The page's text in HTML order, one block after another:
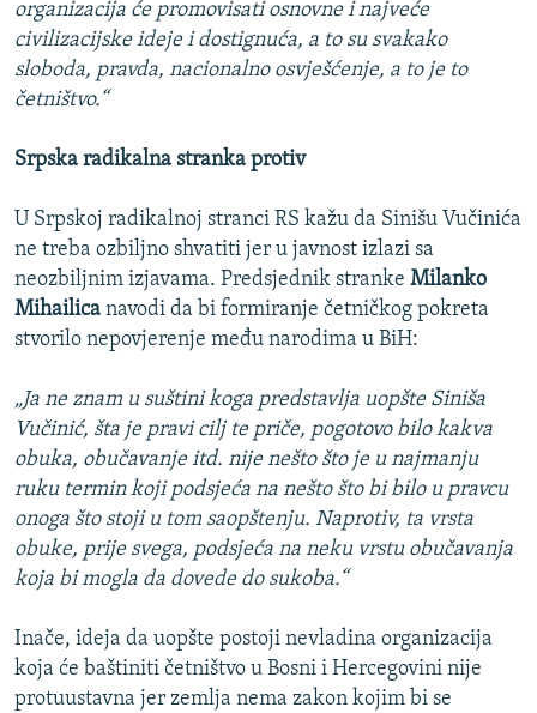
organizacija će promovisati osnovne i najveće
civilizacijske ideje i dostignuća, a to su svakako
sloboda, pravda, nacionalno osvješćenje, a to je to
četništvo.“
Srpska radikalna stranka protiv
U Srpskoj radikalnoj stranci RS kažu da Sinišu Vučinića
ne treba ozbiljno shvatiti jer u javnost izlazi sa
neozbiljnim izjavama. Predsjednik stranke Milanko
Mihailica navodi da bi formiranje četničkog pokreta
stvorilo nepovjerenje među narodima u BiH:
„Ja ne znam u suštini koga predstavlja uopšte Siniša
Vučinić, šta je pravi cilj te priče, pogotovo bilo kakva
obuka, obučavanje itd. nije nešto što je u najmanju
ruku termin koji podsjeća na nešto što bi bilo u pravcu
onoga što stoji u tom saopštenju. Naprotiv, ta vrsta
obuke, prije svega, podsjeća na neku vrstu obučavanja
koja bi mogla da dovede do sukoba.“
Inače, ideja da uopšte postoji nevladina organizacija
koja će baštiniti četništvo u Bosni i Hercegovini nije
protuustavna jer zemlja nema zakon kojim bi se